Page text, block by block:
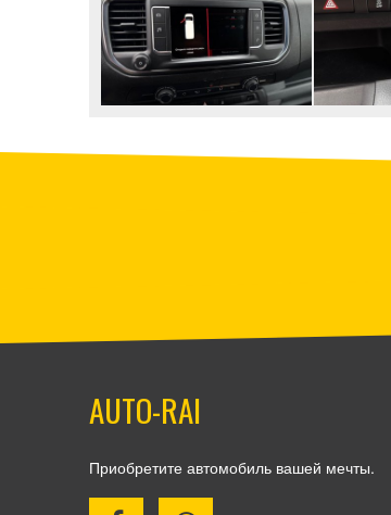
AUTO-RAI
Приобретите автомобиль вашей мечты.